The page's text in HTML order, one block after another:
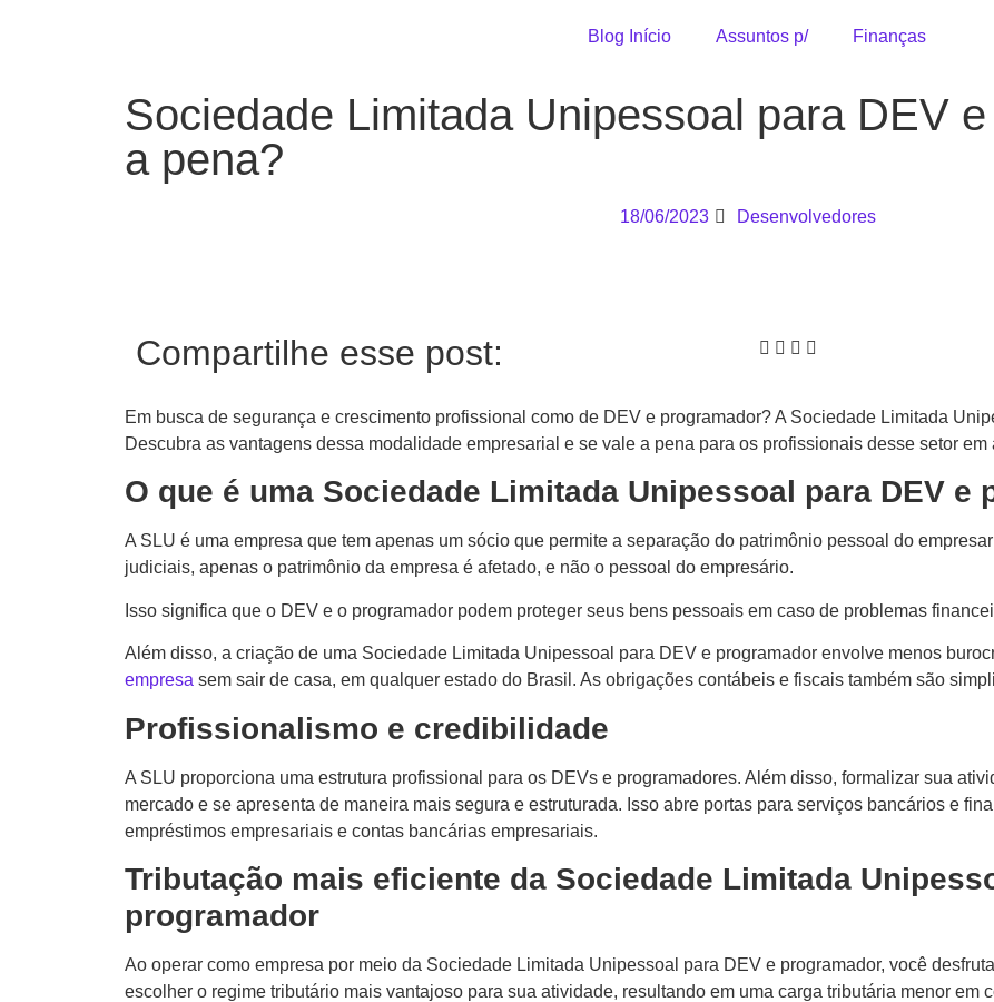
Blog Início Assuntos p/ Finanças
Sociedade Limitada Unipessoal para DEV
a pena?
18/06/2023 Desenvolvedores
Compartilhe esse post:
Em busca de segurança e crescimento profissional como de DEV e programador? A Sociedade Limitada
Descubra as vantagens dessa modalidade empresarial e se vale a pena para os profissionais desse setor em
O que é uma Sociedade Limitada Unipessoal para DEV e
A SLU é uma empresa que tem apenas um sócio que permite a separação do patrimônio pessoal do
judiciais, apenas o patrimônio da empresa é afetado, e não o pessoal do empresário.
Isso significa que o DEV e o programador podem proteger seus bens pessoais em caso de problemas
Além disso, a criação de uma Sociedade Limitada Unipessoal para DEV e programador envolve menos
empresa sem sair de casa, em qualquer estado do Brasil. As obrigações contábeis e fiscais também são
Profissionalismo e credibilidade
A SLU proporciona uma estrutura profissional para os DEVs e programadores. Além disso, formalizar sua
mercado e se apresenta de maneira mais segura e estruturada. Isso abre portas para serviços bancários e
empréstimos empresariais e contas bancárias empresariais.
Tributação mais eficiente da Sociedade Limitada
programador
Ao operar como empresa por meio da Sociedade Limitada Unipessoal para DEV e programador, você
escolher o regime tributário mais vantajoso para sua atividade, resultando em uma carga tributária menor em